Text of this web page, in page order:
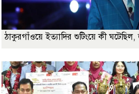
ঠাকুরগাঁওয়ে ইত্যাদির শুটিংয়ে কী